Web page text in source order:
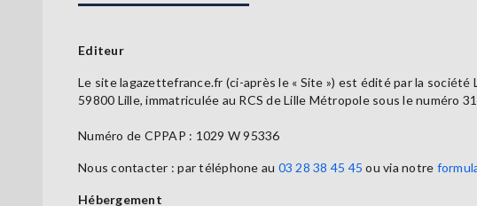
Editeur
Le site lagazettefrance.fr (ci-après le « Site ») est édité par la
59800 Lille, immatriculée au RCS de Lille Métropole sous le numéro
Numéro de CPPAP : 1029 W 95336
Nous contacter : par téléphone au 03 28 38 45 45 ou via notre
Hébergement